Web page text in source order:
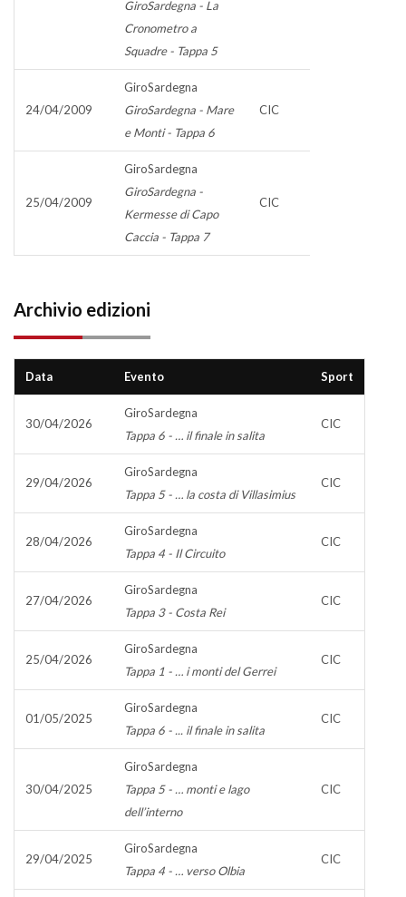
GiroSardegna - La
Cronometro a
Squadre - Tappa 5
24/04/2009
GiroSardegna
GiroSardegna - Mare
e Monti - Tappa 6
CIC
25/04/2009
GiroSardegna
GiroSardegna -
Kermesse di Capo
Caccia - Tappa 7
CIC
Archivio edizioni
Data Evento Sport
30/04/2026
GiroSardegna
Tappa 6 - … il finale in salita
CIC
29/04/2026
GiroSardegna
Tappa 5 - … la costa di Villasimius
CIC
28/04/2026
GiroSardegna
Tappa 4 - Il Circuito
CIC
27/04/2026
GiroSardegna
Tappa 3 - Costa Rei
CIC
25/04/2026
GiroSardegna
Tappa 1 - … i monti del Gerrei
CIC
01/05/2025
GiroSardegna
Tappa 6 - ... il finale in salita
CIC
30/04/2025
GiroSardegna
Tappa 5 - … monti e lago
dell’interno
CIC
29/04/2025
GiroSardegna
Tappa 4 - … verso Olbia
CIC